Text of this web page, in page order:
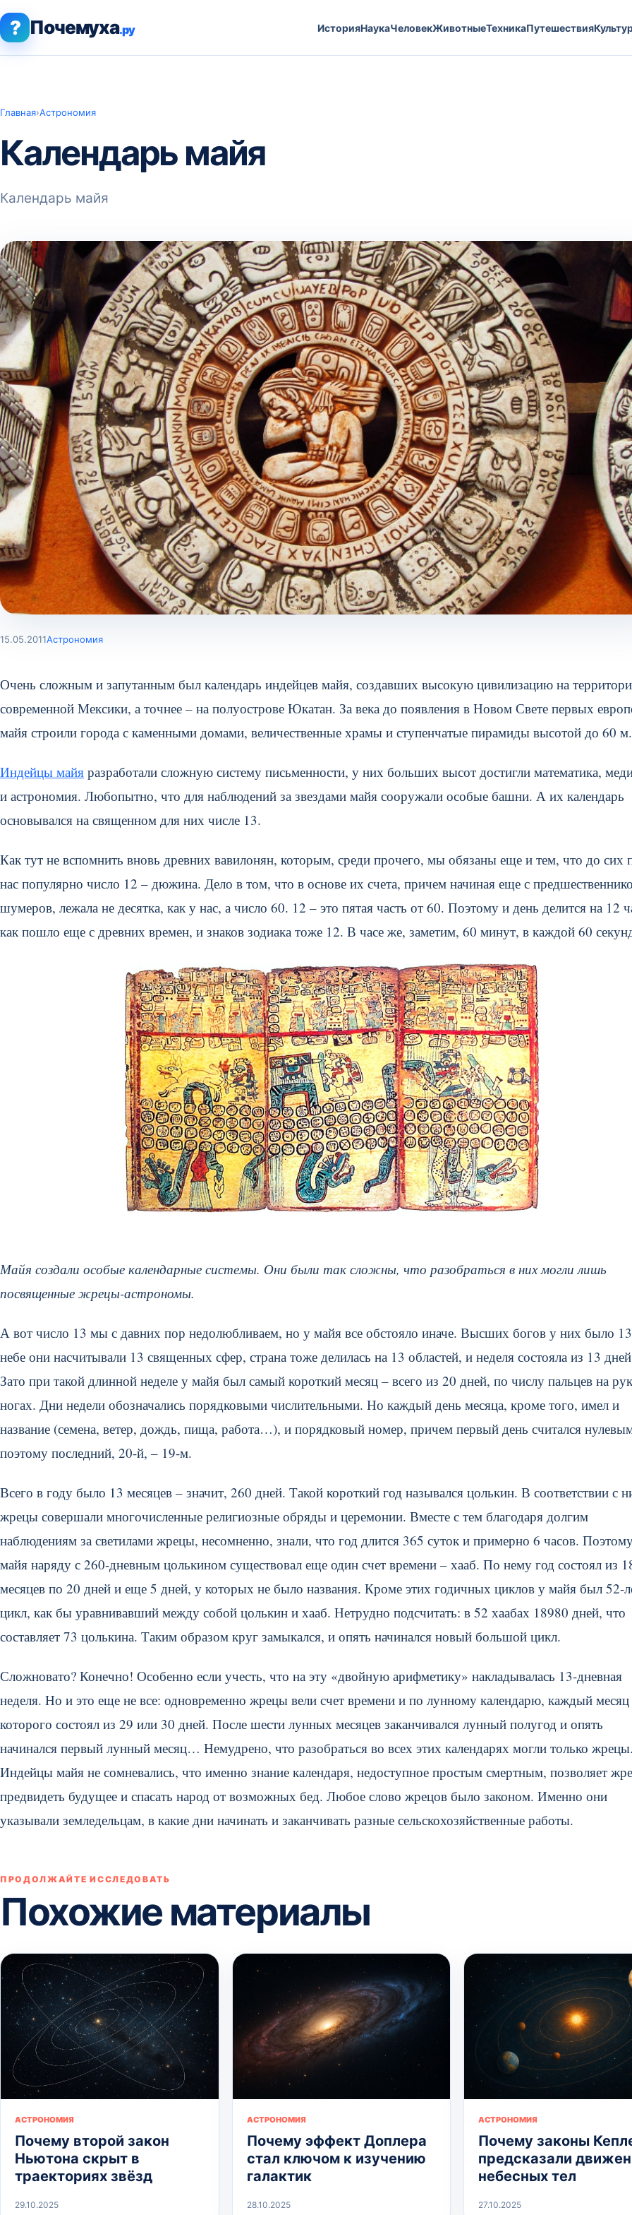
? Почемуха.ру ИсторияНаукаЧеловекЖивотныеТехникаПутешествия
Главная›Астрономия
Календарь майя
Календарь майя
15.05.2011Астрономия
Очень сложным и запутанным был календарь индейцев майя, создавших высокую цивилизацию на
современной Мексики, а точнее – на полуострове Юкатан. За века до появления в Новом Свете первых
майя строили города с каменными домами, величественные храмы и ступенчатые пирамиды высотой до 60 м.
Индейцы майя разработали сложную систему письменности, у них больших высот достигли математика,
и астрономия. Любопытно, что для наблюдений за звездами майя сооружали особые башни. А их календарь
основывался на священном для них числе 13.
Как тут не вспомнить вновь древних вавилонян, которым, среди прочего, мы обязаны еще и тем, что до сих
нас популярно число 12 – дюжина. Дело в том, что в основе их счета, причем начиная еще с
шумеров, лежала не десятка, как у нас, а число 60. 12 – это пятая часть от 60. Поэтому и день делится на 12
как пошло еще с древних времен, и знаков зодиака тоже 12. В часе же, заметим, 60 минут, в каждой 60
Майя создали особые календарные системы. Они были так сложны, что разобраться в них могли лишь
посвященные жрецы-астрономы.
А вот число 13 мы с давних пор недолюбливаем, но у майя все обстояло иначе. Высших богов у них было
небе они насчитывали 13 священных сфер, страна тоже делилась на 13 областей, и неделя состояла из 13
Зато при такой длинной неделе у майя был самый короткий месяц – всего из 20 дней, по числу пальцев на
ногах. Дни недели обозначались порядковыми числительными. Но каждый день месяца, кроме того, имел и
название (семена, ветер, дождь, пища, работа…), и порядковый номер, причем первый день считался
поэтому последний, 20-й, – 19-м.
Всего в году было 13 месяцев – значит, 260 дней. Такой короткий год назывался цолькин. В соответствии с
жрецы совершали многочисленные религиозные обряды и церемонии. Вместе с тем благодаря долгим
наблюдениям за светилами жрецы, несомненно, знали, что год длится 365 суток и примерно 6 часов.
майя наряду с 260-дневным цолькином существовал еще один счет времени – хааб. По нему год состоял из
месяцев по 20 дней и еще 5 дней, у которых не было названия. Кроме этих годичных циклов у майя был 52-
цикл, как бы уравнивавший между собой цолькин и хааб. Нетрудно подсчитать: в 52 хаабах 18980 дней, что
составляет 73 цолькина. Таким образом круг замыкался, и опять начинался новый большой цикл.
Сложновато? Конечно! Особенно если учесть, что на эту «двойную арифметику» накладывалась 13-дневная
неделя. Но и это еще не все: одновременно жрецы вели счет времени и по лунному календарю, каждый месяц
которого состоял из 29 или 30 дней. После шести лунных месяцев заканчивался лунный полугод и опять
начинался первый лунный месяц… Немудрено, что разобраться во всех этих календарях могли только жрецы.
Индейцы майя не сомневались, что именно знание календаря, недоступное простым смертным, позволяет
предвидеть будущее и спасать народ от возможных бед. Любое слово жрецов было законом. Именно они
указывали земледельцам, в какие дни начинать и заканчивать разные сельскохозяйственные работы.
ПРОДОЛЖАЙТЕ ИССЛЕДОВАТЬ
Похожие материалы
АСТРОНОМИЯ
Почему второй закон
Ньютона скрыт в
траекториях звёзд
29.10.2025
АСТРОНОМИЯ
Почему эффект Доплера
стал ключом к изучению
галактик
28.10.2025
АСТРОНОМИЯ
Почему законы
предсказали
небесных тел
27.10.2025